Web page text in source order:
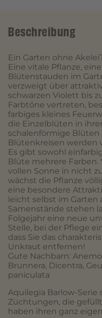
Beschreibung
Ein Garten ohne
Eine vitale Pflanze,
Blütenstauden im
verzweigt über
schwarzen Violett bis
Farbtöne vertreten,
farbiges kleines
die Einzelblüten in
schalenförmige
Blütenkreisen werden
Es gibt sowohl
Blüte mehrere
vollen Sonne in nicht
wächst die Pflanze
eine besondere
leicht selbst im Garten
Samenstände stehen
Folgejahr eine neue
Stelle, bei der Pflege
dass Sie das
Unkraut entfernen!
Gute Nachbarn:
Brunnera, Dicentra,
paniculata
Aquilegia Barlow-Serie
Züchtungen, die
haben ihren ganz